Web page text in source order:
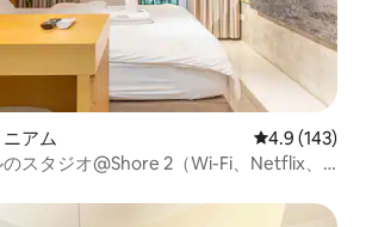
アム レビュー143
4.9 (143)
スタジオ@Shore 2（Wi-Fi、Netflix、